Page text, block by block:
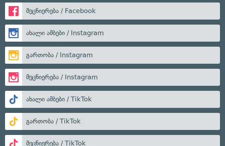
მეცნიერება / Facebook
ახალი ამბები / Instagram
გართობა / Instagram
მეცნიერება / Instagram
ახალი ამბები / TikTok
გართობა / TikTok
მეცნიერება / TikTok